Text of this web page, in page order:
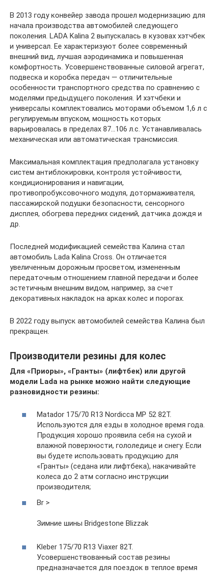
В 2013 году конвейер завода прошел модернизацию для
начала производства автомобилей следующего
поколения. LADA Kalina 2 выпускалась в кузовах хэтчбек
и универсал. Ее характеризуют более современный
внешний вид, лучшая аэродинамика и повышенная
комфортность. Усовершенствованные силовой агрегат,
подвеска и коробка передач — отличительные
особенности транспортного средства по сравнению с
моделями предыдущего поколения. И хэтчбеки и
универсалы комплектовались моторами объемом 1,6 л с
регулируемым впуском, мощность которых
варьировалась в пределах 87…106 л.с. Устанавливалась
механическая или автоматическая трансмиссия.
Максимальная комплектация предполагала установку
систем антиблокировки, контроля устойчивости,
кондиционирования и навигации,
противопробуксовочного модуля, дотормаживателя,
пассажирской подушки безопасности, сенсорного
дисплея, обогрева передних сидений, датчика дождя и
др.
Последней модификацией семейства Калина стал
автомобиль Lada Kalina Cross. Он отличается
увеличенным дорожным просветом, измененным
передаточным отношением главной передачи и более
эстетичным внешним видом, например, за счет
декоративных накладок на арках колес и порогах.
В 2022 году выпуск автомобилей семейства Калина был
прекращен.
Производители резины для колес
Для «Приоры», «Гранты» (лифтбек) или другой
модели Lada на рынке можно найти следующие
разновидности резины:
Matador 175/70 R13 Nordicca MP 52 82T.
Используются для езды в холодное время года.
Продукция хорошо проявила себя на сухой и
влажной поверхности, гололедице и снегу. Если
вы будете использовать продукцию для
«Гранты» (седана или лифтбека), накачивайте
колеса до 2 атм согласно инструкции
производителя;
Br >
Зимние шины Bridgestone Blizzak
Kleber 175/70 R13 Viaxer 82T.
Усовершенствованный состав резины
предназначается для поездок в теплое время